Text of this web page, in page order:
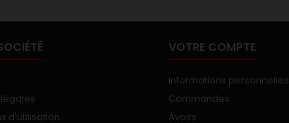
d'utilisation
VOTRE COMPTE
Informations personnelles
Commandes
Avoirs